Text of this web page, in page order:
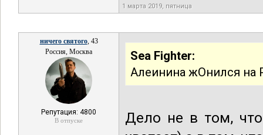
1 марта 2019, пятница
ничего святого, 43
Россия, Москва
Репутация: 4800
В отпуске
Sea Fighter:
Алеинина жОнился на
Дело не в том,